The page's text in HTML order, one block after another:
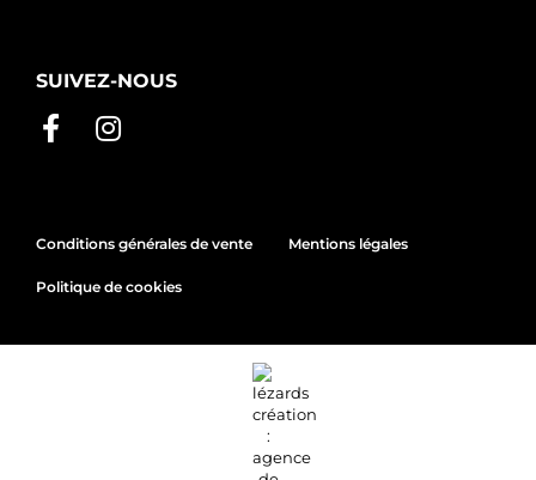
SUIVEZ-NOUS
Conditions générales de vente Mentions légales
Politique de cookies